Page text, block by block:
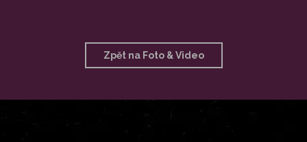
Zpět na Foto & Video